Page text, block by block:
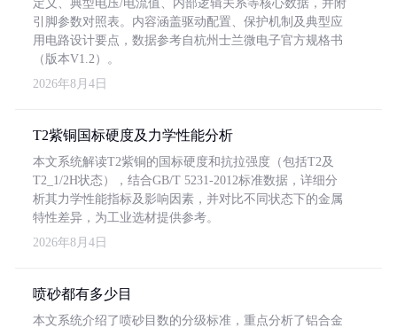
定义、典型电压/电流值、内部逻辑关系等核心数据，并附
引脚参数对照表。内容涵盖驱动配置、保护机制及典型应
用电路设计要点，数据参考自杭州士兰微电子官方规格书
（版本V1.2）。
2026年8月4日
T2紫铜国标硬度及力学性能分析
本文系统解读T2紫铜的国标硬度和抗拉强度（包括T2及
T2_1/2H状态），结合GB/T 5231-2012标准数据，详细分
析其力学性能指标及影响因素，并对比不同状态下的金属
特性差异，为工业选材提供参考。
2026年8月4日
喷砂都有多少目
本文系统介绍了喷砂目数的分级标准，重点分析了铝合金